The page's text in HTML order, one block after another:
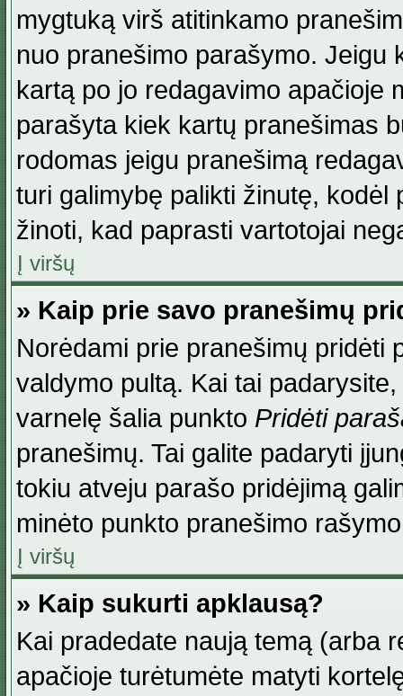
mygtuką virš atitinkamo
nuo pranešimo parašymo. Jeigu
kartą po jo redagavimo apačioje
parašyta kiek kartų pranešimas
rodomas jeigu pranešimą
turi galimybę palikti žinutę, kodėl
žinoti, kad paprasti vartotojai
Į viršų
» Kaip prie savo pranešimų
Norėdami prie pranešimų pridėti
valdymo pultą. Kai tai
varnelę šalia punkto Pridėti
pranešimų. Tai galite padaryti
tokiu atveju parašo pridėjimą
minėto punkto pranešimo
Į viršų
» Kaip sukurti apklausą?
Kai pradedate naują temą (arba
apačioje turėtumėte matyti